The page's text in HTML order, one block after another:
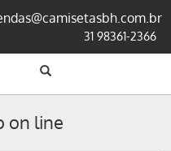
31 98361-2366
on line